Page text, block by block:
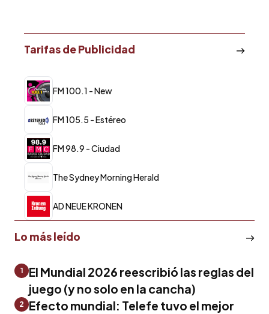
Tarifas de Publicidad
FM 100.1 - New
FM 105.5 - Estéreo
FM 98.9 - Ciudad
The Sydney Morning Herald
AD NEUE KRONEN
Lo más leído
1
El Mundial 2026 reescribió las reglas del
juego (y no solo en la cancha)
2
Efecto mundial: Telefe tuvo el mejor